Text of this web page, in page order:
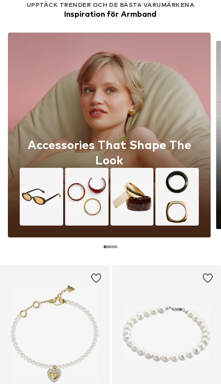
UPPTÄCK TRENDER OCH DE BÄSTA VARUMÄRKENA
Inspiration för Armband
Accessories That Shape The
Look